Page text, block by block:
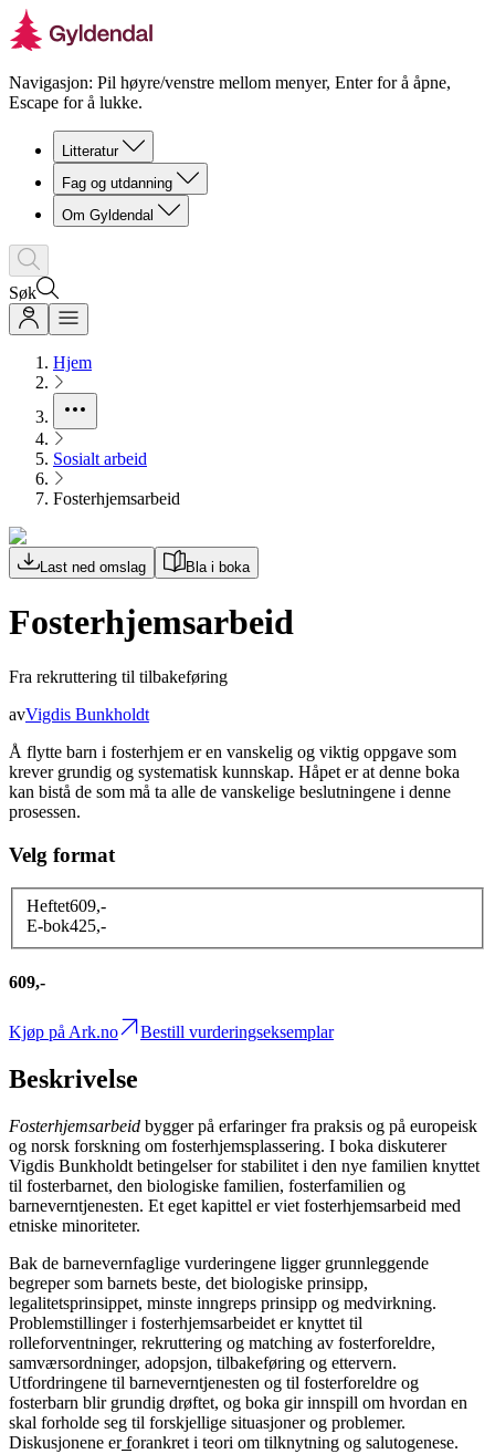
Navigasjon: Pil høyre/venstre mellom menyer, Enter for å åpne,
Escape for å lukke.
Litteratur
Fag og utdanning
Om Gyldendal
Søk
Hjem
Sosialt arbeid
Fosterhjemsarbeid
Last ned omslag Bla i boka
Fosterhjemsarbeid
Fra rekruttering til tilbakeføring
avVigdis Bunkholdt
Å flytte barn i fosterhjem er en vanskelig og viktig oppgave som
krever grundig og systematisk kunnskap. Håpet er at denne boka
kan bistå de som må ta alle de vanskelige beslutningene i denne
prosessen.
Velg format
Heftet609,-
E-bok425,-
609,-
Kjøp på Ark.no Bestill vurderingseksemplar
Beskrivelse
Fosterhjemsarbeid bygger på erfaringer fra praksis og på europeisk
og norsk forskning om fosterhjemsplassering. I boka diskuterer
Vigdis Bunkholdt betingelser for stabilitet i den nye familien knyttet
til fosterbarnet, den biologiske familien, fosterfamilien og
barneverntjenesten. Et eget kapittel er viet fosterhjemsarbeid med
etniske minoriteter.
Bak de barnevernfaglige vurderingene ligger grunnleggende
begreper som barnets beste, det biologiske prinsipp,
legalitetsprinsippet, minste inngreps prinsipp og medvirkning.
Problemstillinger i fosterhjemsarbeidet er knyttet til
rolleforventninger, rekruttering og matching av fosterforeldre,
samværsordninger, adopsjon, tilbakeføring og ettervern.
Utfordringene til barneverntjenesten og til fosterforeldre og
fosterbarn blir grundig drøftet, og boka gir innspill om hvordan en
skal forholde seg til forskjellige situasjoner og problemer.
Diskusjonene erforankret i teori om tilknytning og salutogenese.